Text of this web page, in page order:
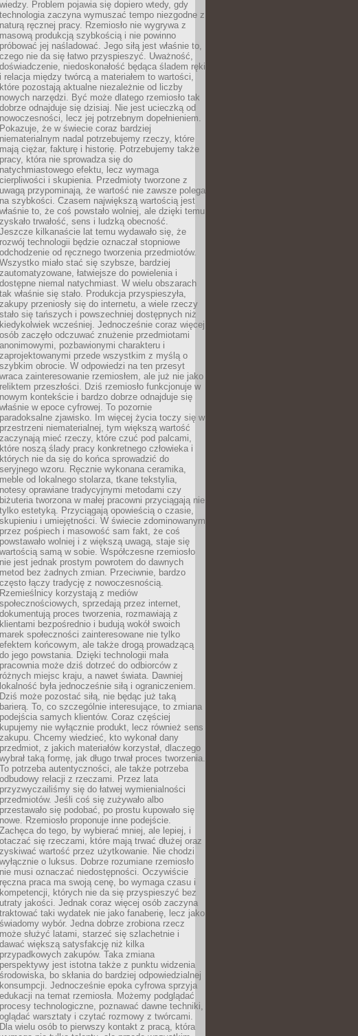
wiedzy. Problem pojawia się dopiero wtedy, gdy
technologia zaczyna wymuszać tempo niezgodne z
naturą ręcznej pracy. Rzemiosło nie wygrywa z
masową produkcją szybkością i nie powinno
próbować jej naśladować. Jego siłą jest właśnie to,
czego nie da się łatwo przyspieszyć. Uważność,
doświadczenie, niedoskonałość będąca śladem ręki
i relacja między twórcą a materiałem to wartości,
które pozostają aktualne niezależnie od liczby
nowych narzędzi. Być może dlatego rzemiosło tak
dobrze odnajduje się dzisiaj. Nie jest ucieczką od
nowoczesności, lecz jej potrzebnym dopełnieniem.
Pokazuje, że w świecie coraz bardziej
niematerialnym nadal potrzebujemy rzeczy, które
mają ciężar, fakturę i historię. Potrzebujemy także
pracy, która nie sprowadza się do
natychmiastowego efektu, lecz wymaga
cierpliwości i skupienia. Przedmioty tworzone z
uwagą przypominają, że wartość nie zawsze polega
na szybkości. Czasem największą wartością jest
właśnie to, że coś powstało wolniej, ale dzięki temu
zyskało trwałość, sens i ludzką obecność.
Jeszcze kilkanaście lat temu wydawało się, że
rozwój technologii będzie oznaczał stopniowe
odchodzenie od ręcznego tworzenia przedmiotów.
Wszystko miało stać się szybsze, bardziej
zautomatyzowane, łatwiejsze do powielenia i
dostępne niemal natychmiast. W wielu obszarach
tak właśnie się stało. Produkcja przyspieszyła,
zakupy przeniosły się do internetu, a wiele rzeczy
stało się tańszych i powszechniej dostępnych niż
kiedykolwiek wcześniej. Jednocześnie coraz więcej
osób zaczęło odczuwać znużenie przedmiotami
anonimowymi, pozbawionymi charakteru i
zaprojektowanymi przede wszystkim z myślą o
szybkim obrocie. W odpowiedzi na ten przesyt
wraca zainteresowanie rzemiosłem, ale już nie jako
reliktem przeszłości. Dziś rzemiosło funkcjonuje w
nowym kontekście i bardzo dobrze odnajduje się
właśnie w epoce cyfrowej. To pozornie
paradoksalne zjawisko. Im więcej życia toczy się w
przestrzeni niematerialnej, tym większą wartość
zaczynają mieć rzeczy, które czuć pod palcami,
które noszą ślady pracy konkretnego człowieka i
których nie da się do końca sprowadzić do
seryjnego wzoru. Ręcznie wykonana ceramika,
meble od lokalnego stolarza, tkane tekstylia,
notesy oprawiane tradycyjnymi metodami czy
biżuteria tworzona w małej pracowni przyciągają nie
tylko estetyką. Przyciągają opowieścią o czasie,
skupieniu i umiejętności. W świecie zdominowanym
przez pośpiech i masowość sam fakt, że coś
powstawało wolniej i z większą uwagą, staje się
wartością samą w sobie. Współczesne rzemiosło
nie jest jednak prostym powrotem do dawnych
metod bez żadnych zmian. Przeciwnie, bardzo
często łączy tradycję z nowoczesnością.
Rzemieślnicy korzystają z mediów
społecznościowych, sprzedają przez internet,
dokumentują proces tworzenia, rozmawiają z
klientami bezpośrednio i budują wokół swoich
marek społeczności zainteresowane nie tylko
efektem końcowym, ale także drogą prowadzącą
do jego powstania. Dzięki technologii mała
pracownia może dziś dotrzeć do odbiorców z
różnych miejsc kraju, a nawet świata. Dawniej
lokalność była jednocześnie siłą i ograniczeniem.
Dziś może pozostać siłą, nie będąc już taką
barierą. To, co szczególnie interesujące, to zmiana
podejścia samych klientów. Coraz częściej
kupujemy nie wyłącznie produkt, lecz również sens
zakupu. Chcemy wiedzieć, kto wykonał dany
przedmiot, z jakich materiałów korzystał, dlaczego
wybrał taką formę, jak długo trwał proces tworzenia.
To potrzeba autentyczności, ale także potrzeba
odbudowy relacji z rzeczami. Przez lata
przyzwyczailiśmy się do łatwej wymienialności
przedmiotów. Jeśli coś się zużywało albo
przestawało się podobać, po prostu kupowało się
nowe. Rzemiosło proponuje inne podejście.
Zachęca do tego, by wybierać mniej, ale lepiej, i
otaczać się rzeczami, które mają trwać dłużej oraz
zyskiwać wartość przez użytkowanie. Nie chodzi
wyłącznie o luksus. Dobrze rozumiane rzemiosło
nie musi oznaczać niedostępności. Oczywiście
ręczna praca ma swoją cenę, bo wymaga czasu i
kompetencji, których nie da się przyspieszyć bez
utraty jakości. Jednak coraz więcej osób zaczyna
traktować taki wydatek nie jako fanaberię, lecz jako
świadomy wybór. Jedna dobrze zrobiona rzecz
może służyć latami, starzeć się szlachetnie i
dawać większą satysfakcję niż kilka
przypadkowych zakupów. Taka zmiana
perspektywy jest istotna także z punktu widzenia
środowiska, bo skłania do bardziej odpowiedzialnej
konsumpcji. Jednocześnie epoka cyfrowa sprzyja
edukacji na temat rzemiosła. Możemy podglądać
procesy technologiczne, poznawać dawne techniki,
oglądać warsztaty i czytać rozmowy z twórcami.
Dla wielu osób to pierwszy kontakt z pracą, która